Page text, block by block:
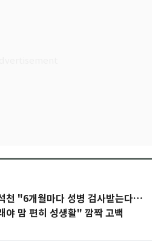
천 "6개월마다 성병 검사받는다…
야 맘 편히 성생활" 깜짝 고백